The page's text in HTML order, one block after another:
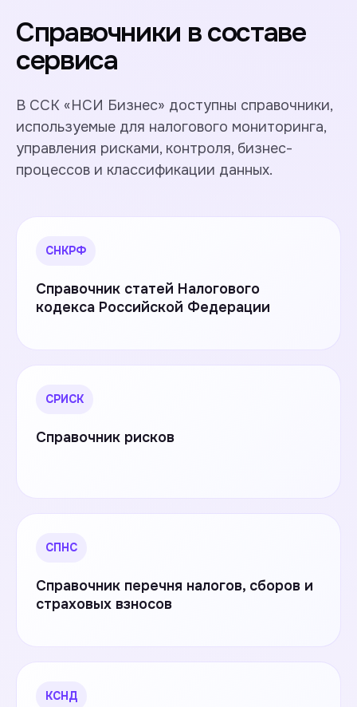
Справочники в составе
сервиса
В ССК «НСИ Бизнес» доступны справочники,
используемые для налогового мониторинга,
управления рисками, контроля, бизнес-
процессов и классификации данных.
СНКРФ
Справочник статей Налогового
кодекса Российской Федерации
СРИСК
Справочник рисков
СПНС
Справочник перечня налогов, сборов и
страховых взносов
КСНД